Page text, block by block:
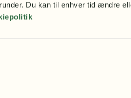
Du kan til enhver tid ændre